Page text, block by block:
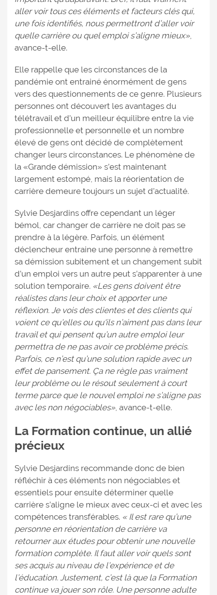
aller voir tous ces éléments et facteurs clés qui,
une fois identifiés, nous permettront d’aller voir
quelle carrière ou quel emploi s’aligne mieux»,
avance-t-elle.
Elle rappelle que les circonstances de la
pandémie ont entrainé énormément de gens
vers des questionnements de ce genre. Plusieurs
personnes ont découvert les avantages du
télétravail et d’un meilleur équilibre entre la vie
professionnelle et personnelle et un nombre
élevé de gens ont décidé de complètement
changer leurs circonstances. Le phénomène de
la «Grande démission» s’est maintenant
largement estompé, mais la réorientation de
carrière demeure toujours un sujet d’actualité.
Sylvie Desjardins offre cependant un léger
bémol, car changer de carrière ne doit pas se
prendre à la légère. Parfois, un élément
déclencheur entraine une personne à remettre
sa démission subitement et un changement subit
d’un emploi vers un autre peut s’apparenter à une
solution temporaire. «Les gens doivent être
réalistes dans leur choix et apporter une
réflexion. Je vois des clientes et des clients qui
voient ce qu’elles ou qu'ils n’aiment pas dans leur
travail et qui pensent qu’un autre emploi leur
permettra de ne pas avoir ce problème précis.
Parfois, ce n’est qu’une solution rapide avec un
effet de pansement. Ça ne règle pas vraiment
leur problème ou le résout seulement à court
terme parce que le nouvel emploi ne s’aligne pas
avec les non négociables», avance-t-elle.
La Formation continue, un allié
précieux
Sylvie Desjardins recommande donc de bien
réfléchir à ces éléments non négociables et
essentiels pour ensuite déterminer quelle
carrière s’aligne le mieux avec ceux-ci et avec les
compétences transférables. « Il est rare qu’une
personne en réorientation de carrière va
retourner aux études pour obtenir une nouvelle
formation complète. Il faut aller voir quels sont
ses acquis au niveau de l’expérience et de
l’éducation. Justement, c’est là que la Formation
continue va jouer son rôle. Une personne adulte